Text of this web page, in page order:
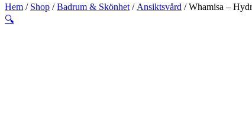
Hem / Shop /Badrum & Skönhet / Ansiktsvård / Whamisa –
🔍